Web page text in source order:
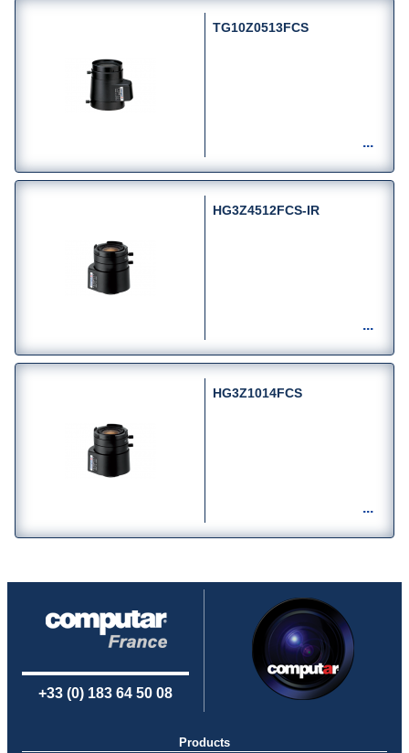
TG10Z0513FCS
HG3Z4512FCS-IR
HG3Z1014FCS
+33 (0) 183 64 50 08
Products